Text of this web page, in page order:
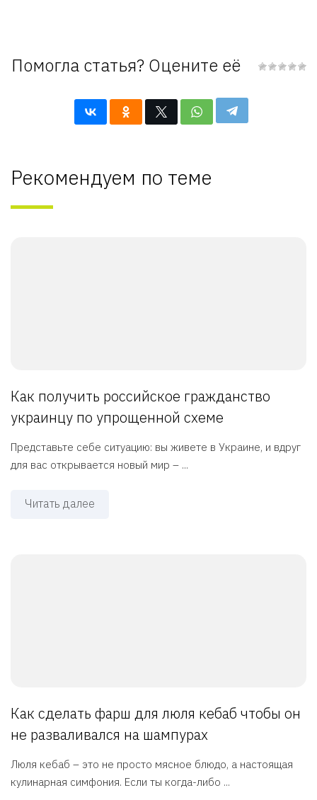
Помогла статья? Оцените её
Рекомендуем по теме
Как получить российское гражданство
украинцу по упрощенной схеме
Представьте себе ситуацию: вы живете в Украине, и вдруг
для вас открывается новый мир – ...
Читать далее
Как сделать фарш для люля кебаб чтобы он
не разваливался на шампурах
Люля кебаб – это не просто мясное блюдо, а настоящая
кулинарная симфония. Если ты когда-либо ...